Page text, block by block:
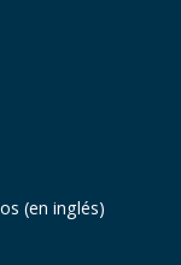
(en inglés)